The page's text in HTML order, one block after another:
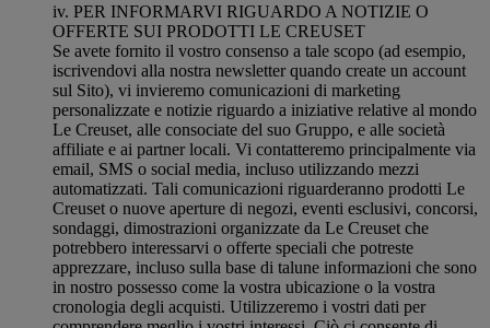
iv. PER INFORMARVI RIGUARDO A NOTIZIE O
OFFERTE SUI PRODOTTI LE CREUSET
Se avete fornito il vostro consenso a tale scopo (ad esempio,
iscrivendovi alla nostra newsletter quando create un account
sul Sito), vi invieremo comunicazioni di marketing
personalizzate e notizie riguardo a iniziative relative al mondo
Le Creuset, alle consociate del suo Gruppo, e alle società
affiliate e ai partner locali. Vi contatteremo principalmente via
email, SMS o social media, incluso utilizzando mezzi
automatizzati. Tali comunicazioni riguarderanno prodotti Le
Creuset o nuove aperture di negozi, eventi esclusivi, concorsi,
sondaggi, dimostrazioni organizzate da Le Creuset che
potrebbero interessarvi o offerte speciali che potreste
apprezzare, incluso sulla base di talune informazioni che sono
in nostro possesso come la vostra ubicazione o la vostra
cronologia degli acquisti. Utilizzeremo i vostri dati per